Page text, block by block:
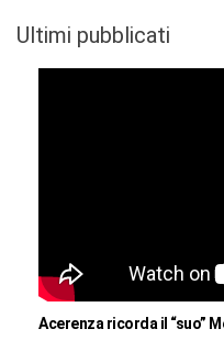
Ultimi pubblicati
Acerenza ricorda il “suo”